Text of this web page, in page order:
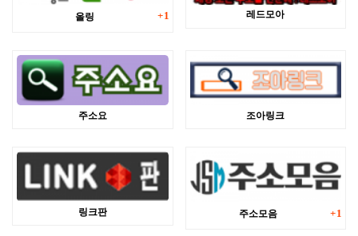
올링 댓글
1 레드모아
주소요 조아링크
링크판 주소모음 댓글
1